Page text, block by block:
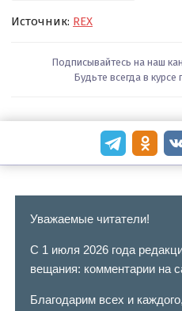
Источник: REX
Подписывайтесь на наш
Будьте всегда в
Уважаемые читатели!
С 1 июля 2026 года
вещания: комментарии на
Благодарим всех и